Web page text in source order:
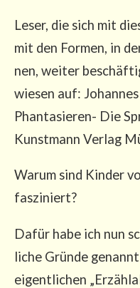
Leser, die sich mit
mit den For­men, in
nen, wei­ter
wie­sen auf:
Phan­ta­sie­ren- Die
Kunst­mann Ver­lag
War­um sind Kin­der
fasziniert?
Dafür habe ich nun
li­che Grün­de
eigent­li­chen